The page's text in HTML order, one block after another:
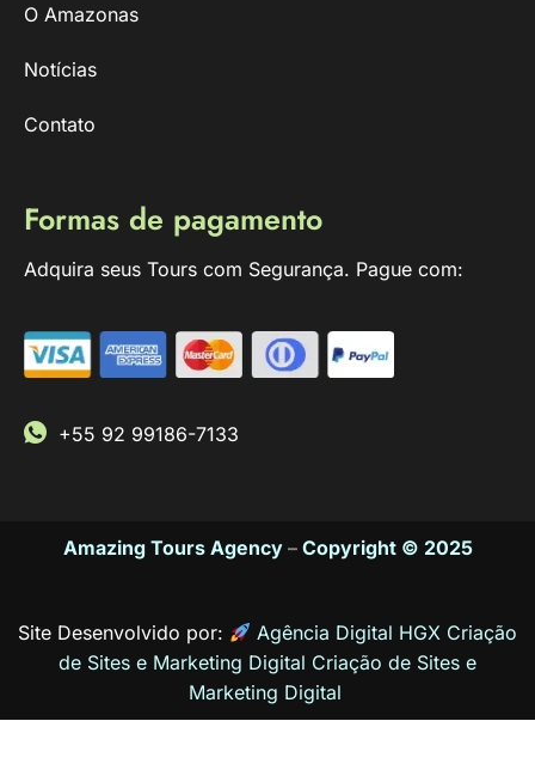
O Amazonas
Notícias
Contato
Formas de pagamento
Adquira seus Tours com Segurança. Pague com:
+55 92 99186-7133
Amazing Tours Agency– Copyright © 2025
Site Desenvolvido por:
Agência Digital HGX Criação
de Sites e Marketing Digital Criação de Sites e
Marketing Digital